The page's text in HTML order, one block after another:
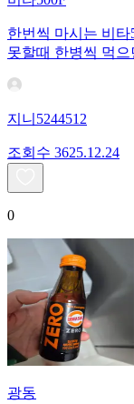
한번씩 마시는 비타
못할때 한병씩 먹
지니5244512
조회수 3625.12.24
0
광동